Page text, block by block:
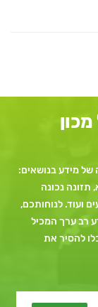
מידע בנושאים:
תזונה נכונה
ועוד. לנוחותכם,
רב ערך המכיל
להסיר את